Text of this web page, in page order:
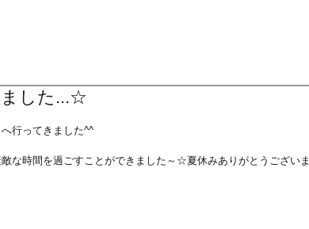
ました...☆
行ってきました^^
な時間を過ごすことができました～☆夏休みありがとうございま